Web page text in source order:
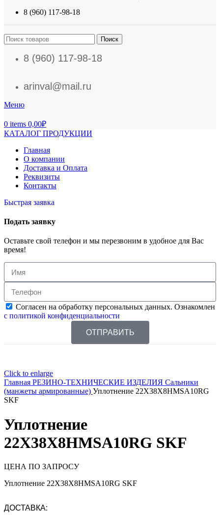
8 (960) 117-98-18
Поиск
8 (960) 117-98-18
arinval@mail.ru
Меню
0 items 0,00₽
КАТАЛОГ ПРОДУКЦИИ
Главная
О компании
Доставка и Оплата
Реквизиты
Контакты
Быстрая заявка
Подать заявку
Оставьте свой телефон и мы перезвоним в удобное для Вас
время!
Согласен на обработку персональных данных. Ознакомлен
с политикой конфиденциальности
ОТПРАВИТЬ
Click to enlarge
Главная РЕЗИНО-ТЕХНИЧЕСКИЕ ИЗДЕЛИЯ Сальники
(манжеты армированные) Уплотнение 22X38X8HMSA10RG
SKF
Уплотнение
22X38X8HMSA10RG SKF
ЦЕНА ПО ЗАПРОСУ
Уплотнение 22X38X8HMSA10RG SKF
ДОСТАВКА: